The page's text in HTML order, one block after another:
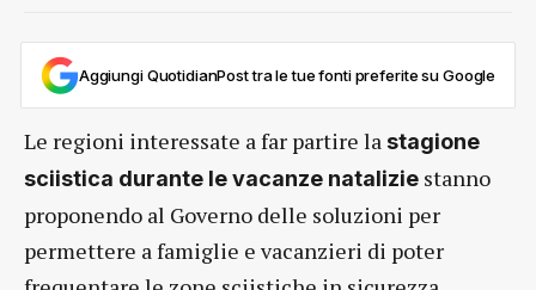
Aggiungi QuotidianPost tra le tue fonti preferite su Google
Le regioni interessate a far partire lastagione
sciistica durante le vacanze natalizie stanno
proponendo al Governo delle soluzioni per
permettere a famiglie e vacanzieri di poter